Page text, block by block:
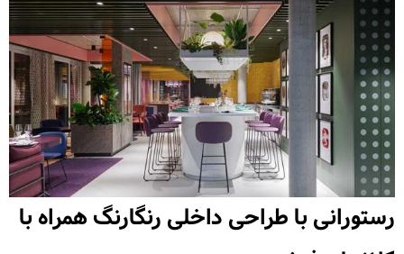
رستورانی با طراحی داخلی رنگارنگ همراه با